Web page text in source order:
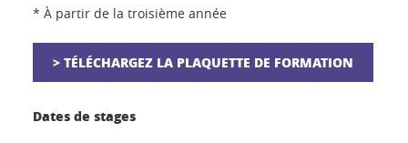
* À partir de la troisième année
> TÉLÉCHARGEZ LA PLAQUETTE DE FORMATION
Dates de stages